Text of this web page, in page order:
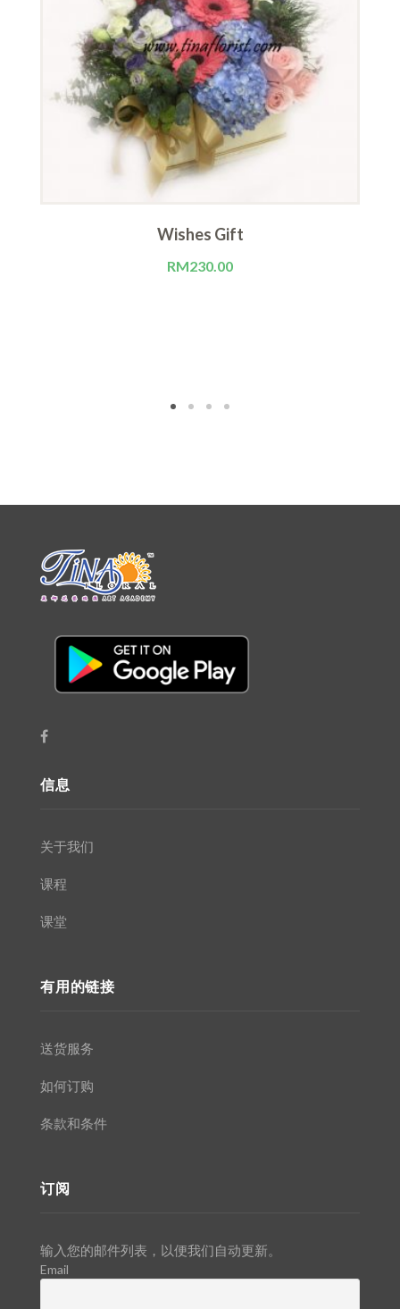
Wishes Gift
RM230.00
信息
关于我们
课程
课堂
有用的链接
送货服务
如何订购
条款和条件
订阅
输入您的邮件列表，以便我们自动更新。
Email